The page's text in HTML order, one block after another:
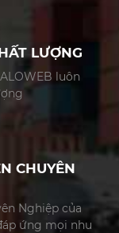
LƯỢNG
luôn
CHUYÊN
Nghiệp của
ứng mọi nhu